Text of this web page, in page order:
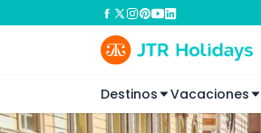
Destinos Vacaciones